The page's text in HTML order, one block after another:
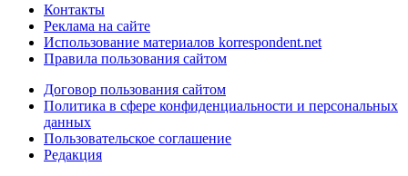
Контакты
Реклама на сайте
Использование материалов korrespondent.net
Правила пользования сайтом
Договор пользования сайтом
Политика в сфере конфиденциальности и персональных
данных
Пользовательское соглашение
Редакция